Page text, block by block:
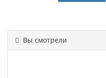
Вы смотрели